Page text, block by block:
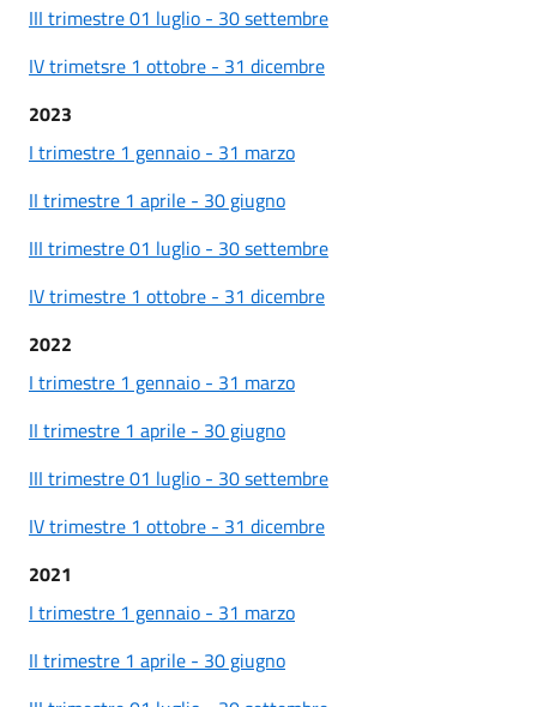
III trimestre 01 luglio - 30 settembre
IV trimetsre 1 ottobre - 31 dicembre
2023
I trimestre 1 gennaio - 31 marzo
II trimestre 1 aprile - 30 giugno
III trimestre 01 luglio - 30 settembre
IV trimestre 1 ottobre - 31 dicembre
2022
I trimestre 1 gennaio - 31 marzo
II trimestre 1 aprile - 30 giugno
III trimestre 01 luglio - 30 settembre
IV trimestre 1 ottobre - 31 dicembre
2021
I trimestre 1 gennaio - 31 marzo
II trimestre 1 aprile - 30 giugno